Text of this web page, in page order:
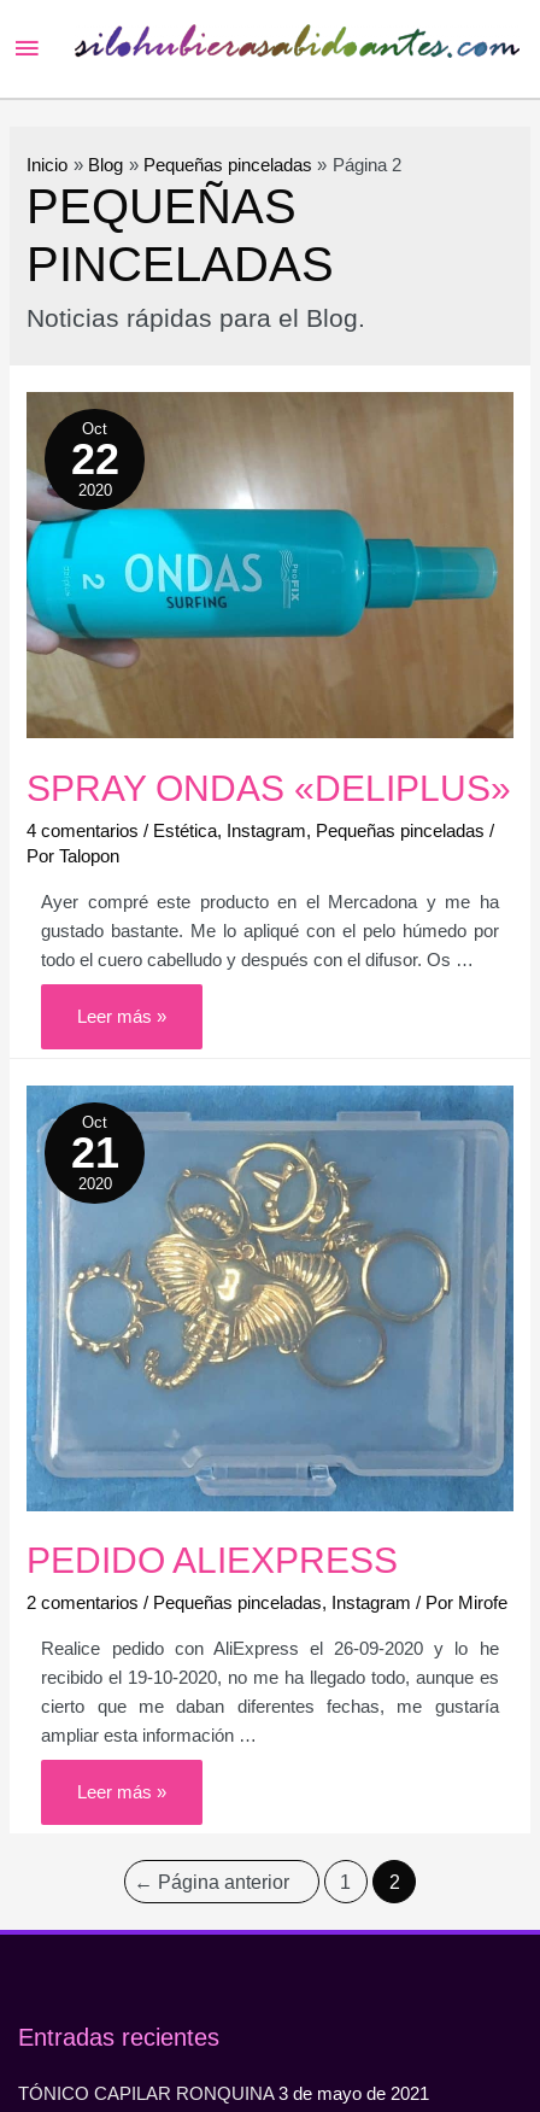
Menú
principal
Inicio Blog Pequeñas pinceladas Página 2
PEQUEÑAS
PINCELADAS
Noticias rápidas para el Blog.
Oct
22
2020
SPRAY ONDAS «DELIPLUS»
4 comentarios / Estética, Instagram, Pequeñas pinceladas /
PorTalopon
Ayer compré este producto en el Mercadona y me ha
gustado bastante. Me lo apliqué con el pelo húmedo por
todo el cuero cabelludo y después con el difusor. Os …
SPRAY
ONDAS
Leer más »
Oct
21
2020
PEDIDO ALIEXPRESS
2 comentarios / Pequeñas pinceladas, Instagram / Por Mirofe
Realice pedido con AliExpress el 26-09-2020 y lo he
recibido el 19-10-2020, no me ha llegado todo, aunque es
cierto que me daban diferentes fechas, me gustaría
ampliar esta información …
Pedido
AliExpress
Leer más »
NAVEGACIÓN
← Página anterior 1 2
Entradas recientes
TÓNICO CAPILAR RONQUINA 3 de mayo de 2021